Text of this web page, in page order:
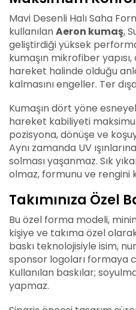
Mavi Desenli Halı Saha
kullanılanAeron kumaş,
geliştirdiği yüksek
kumaşın mikrofiber
hareket halinde olduğu
kalmasını engeller. Ter
Kumaşın dört yöne
hareket kabiliyeti
pozisyona, dönüşe ve
Aynı zamanda UV
solması yaşanmaz. Sık
olmaz, formunu ve rengini
Takımınıza Özel
Bu özel forma modeli,
kişiye ve takıma özel
baskı teknolojisiyle isim,
sponsor logoları formaya
Kullanılan baskılar;
yapmaz.